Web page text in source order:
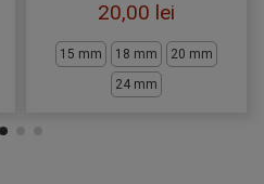
20,00 lei
15 mm 18 mm
20 mm
24 mm